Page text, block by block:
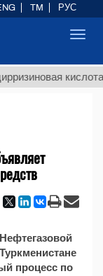
кислота
процесс по
TM РУС